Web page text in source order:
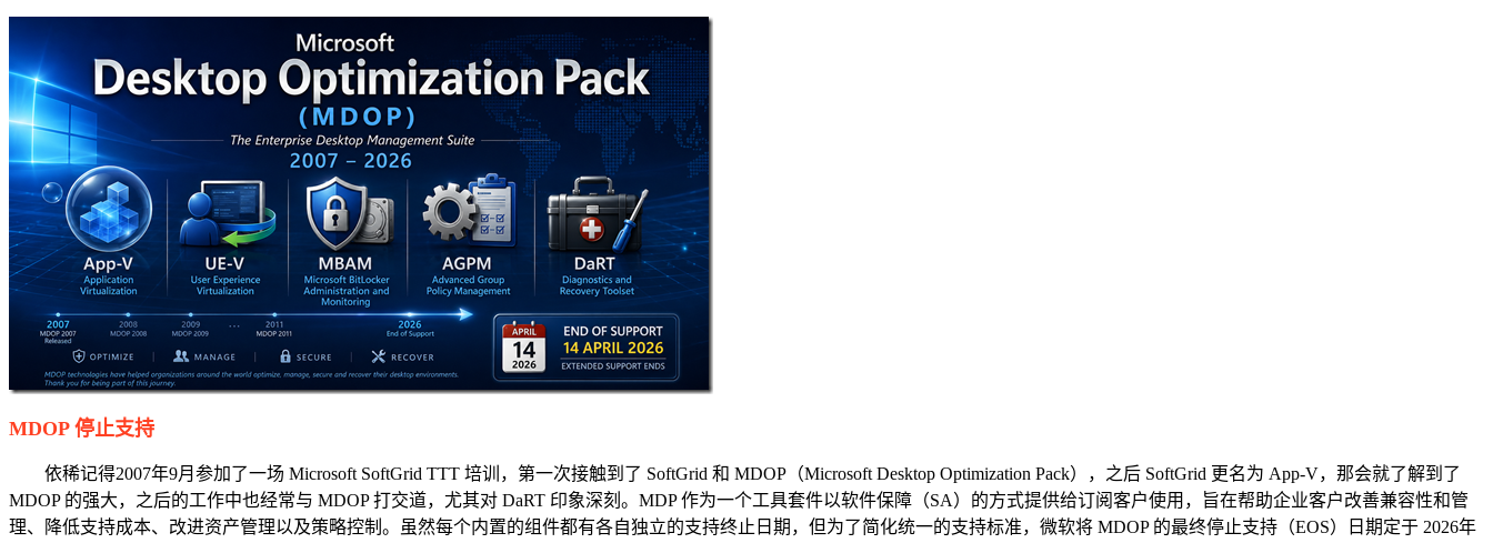
MDOP 停止支持
依稀记得2007年9月参加了一场 Microsoft SoftGrid TTT 培训，第一次接触到了 SoftGrid 和 MDOP（Microsoft Desktop Optimization Pack），之后 SoftGrid 更名为 App-V，那会就了解到了
MDOP 的强大，之后的工作中也经常与 MDOP 打交道，尤其对 DaRT 印象深刻。MDP 作为一个工具套件以软件保障（SA）的方式提供给订阅客户使用，旨在帮助企业客户改善兼容性和管
理、降低支持成本、改进资产管理以及策略控制。虽然每个内置的组件都有各自独立的支持终止日期，但为了简化统一的支持标准，微软将 MDOP 的最终停止支持（EOS）日期定于 2026年